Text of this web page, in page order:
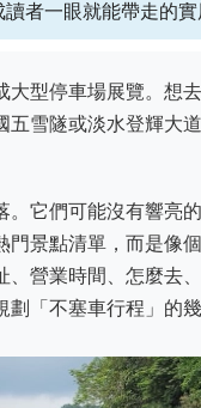
者一眼就能帶走的實
型停車場展覽。想
雪隧或淡水登輝大
它們可能沒有響亮
景點清單，而是像
營業時間、怎麼去
「不塞車行程」的